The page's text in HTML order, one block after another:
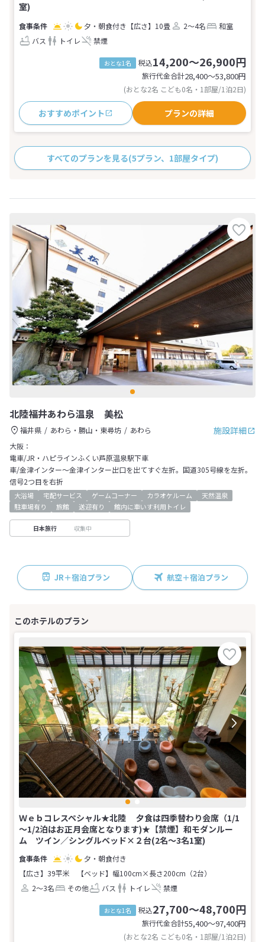
室)
夕・朝食付き 【広さ】10畳 2～4名
和室
バス
トイレ 禁煙
おとな1名 税込14,200～26,900円
旅行代金合計28,400〜53,800円
(おとな2名 こども0名・1部屋/1泊2日)
おすすめポイント プランの詳細
すべてのプランを見る(5プラン、1部屋タイプ)
北陸福井あわら温泉 美松
施設詳細
福井県 あわら・勝山・東尋坊
あわら
大阪：
電車/JR・ハピラインふくい芦原温泉駅下車
車/金津インター～金津インター出口を出てすぐ左折。国道305号線を左折。
信号2つ目を右折
大浴場 宅配サービス ゲームコーナー カラオケルーム
天然温泉
駐車場有り
旅館 送迎有り 館内に車いす利用トイレ
日本旅行 収集中
JR＋宿泊プラン 航空＋宿泊プラン
Ｗｅｂコレスペシャル★北陸 夕食は四季替わり会席（1/1
～1/2泊はお正月会席となります)★【禁煙】和モダンルー
ム ツイン／シングルベッド×２台(2名～3名1室)
夕・朝食付き
【広さ】39平米
【ベッド】幅100cm×長さ200cm（2台）
2～3名
その他 バス トイレ 禁煙
おとな1名 税込27,700～48,700円
旅行代金合計55,400〜97,400円
(おとな2名 こども0名・1部屋/1泊2日)